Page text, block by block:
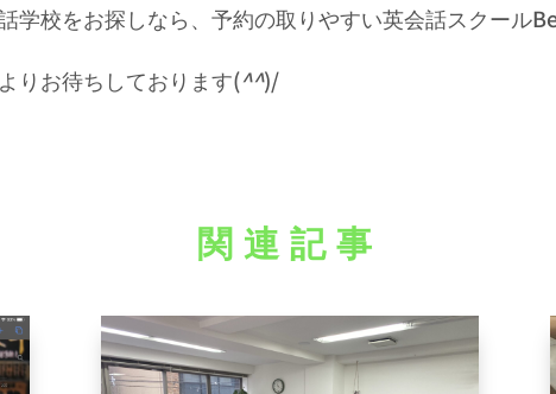
学校をお探しなら、予約の取りやすい英会話スクール
りお待ちしております(^^)/
関連記事